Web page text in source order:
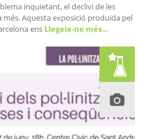
inquietant, el declivi de les
més. Aquesta exposició produïda pel
ens Llegeix-ne més…